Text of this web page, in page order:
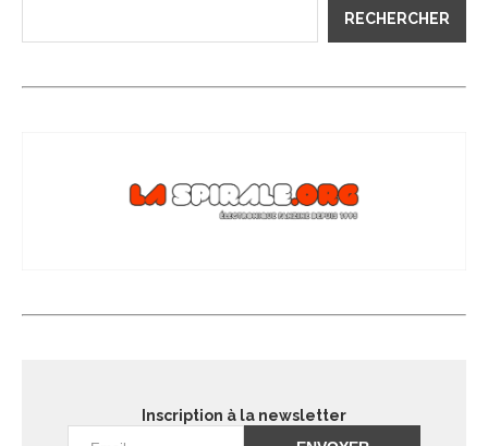
RECHERCHER
Inscription à la newsletter